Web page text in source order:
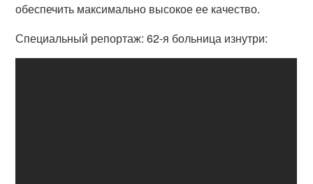
обеспечить максимально высокое ее качество.
Специальный репортаж: 62-я больница изнутри: